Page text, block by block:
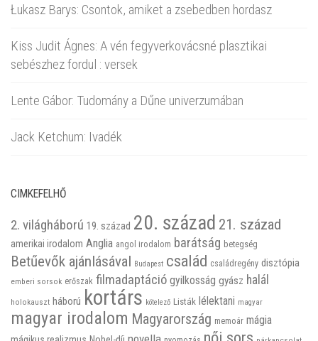
Łukasz Barys: Csontok, amiket a zsebedben hordasz
Kiss Judit Ágnes: A vén fegyverkovácsné plasztikai
sebészhez fordul : versek
Lente Gábor: Tudomány a Dűne univerzumában
Jack Ketchum: Ivadék
CIMKEFELHŐ
2. világháború 19. század 20. század 21. század
amerikai irodalom Anglia angol irodalom barátság betegség
Betűevők ajánlásával Budapest család családregény disztópia
emberi sorsok erőszak filmadaptáció gyilkosság gyász halál
holokauszt háború kortárs kötelező Listák lélektani magyar
magyar irodalom Magyarország memoár mágia